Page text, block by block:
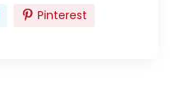
Pinterest